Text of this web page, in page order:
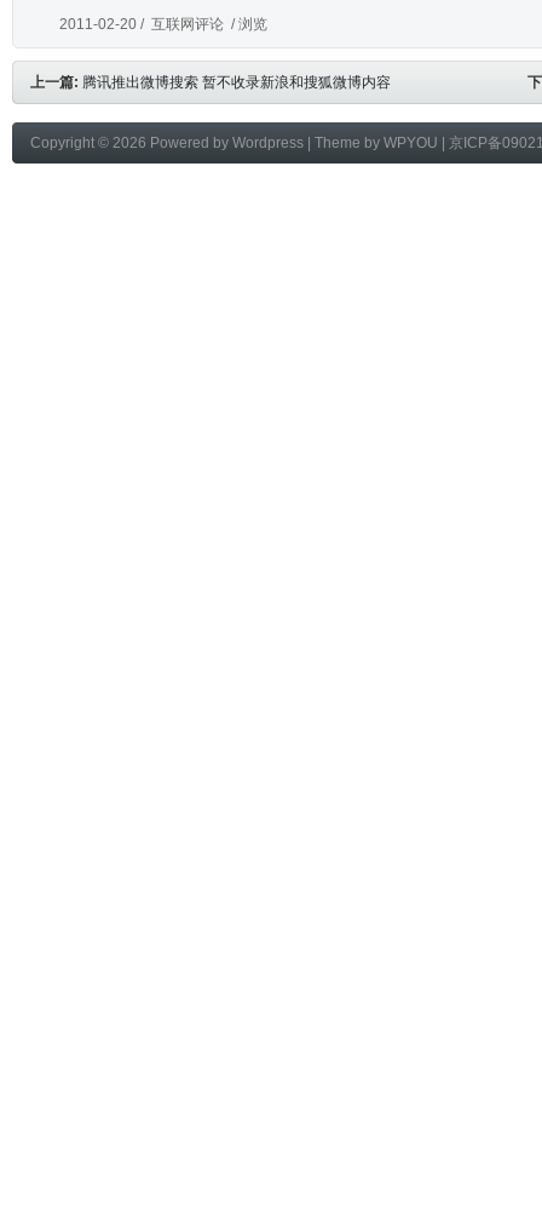
2011-02-20 / 互联网评论 / 浏览
上一篇: 腾讯推出微博搜索 暂不收录新浪和搜狐微博内容
Copyright © 2026 Powered by Wordpress | Theme by WPYOU 京ICP备